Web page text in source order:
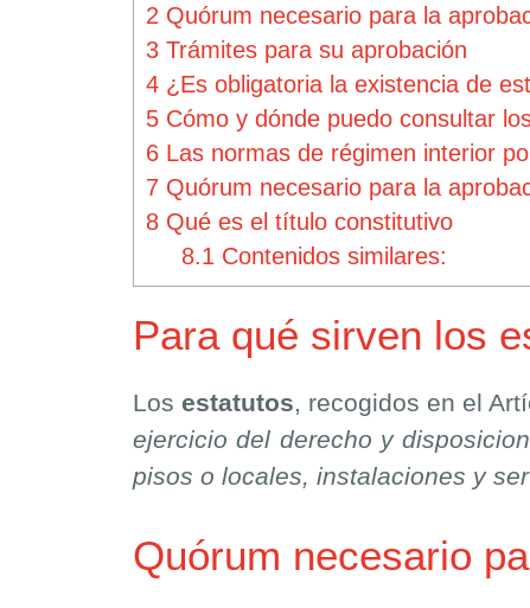
2 Quórum necesario para la
3 Trámites para su aprobación
4 ¿Es obligatoria la existencia de
5 Cómo y dónde puedo consultar
6 Las normas de régimen interior
7 Quórum necesario para la
8 Qué es el título constitutivo
8.1 Contenidos similares:
Para qué sirven los
Los estatutos, recogidos en el
ejercicio del derecho y
pisos o locales, instalaciones y
Quórum necesario